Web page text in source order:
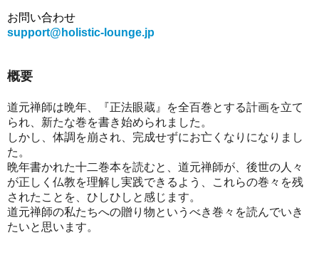
お問い合わせ
support@holistic-lounge.jp
概要
道元禅師は晩年、『正法眼蔵』を全百巻とする計画を立て
られ、新たな巻を書き始められました。
しかし、体調を崩され、完成せずにお亡くなりになりまし
た。
晩年書かれた十二巻本を読むと、道元禅師が、後世の人々
が正しく仏教を理解し実践できるよう、これらの巻々を残
されたことを、ひしひしと感じます。
道元禅師の私たちへの贈り物というべき巻々を読んでいき
たいと思います。